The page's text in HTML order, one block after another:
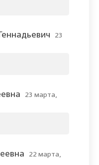
23
23 марта,
22 марта,